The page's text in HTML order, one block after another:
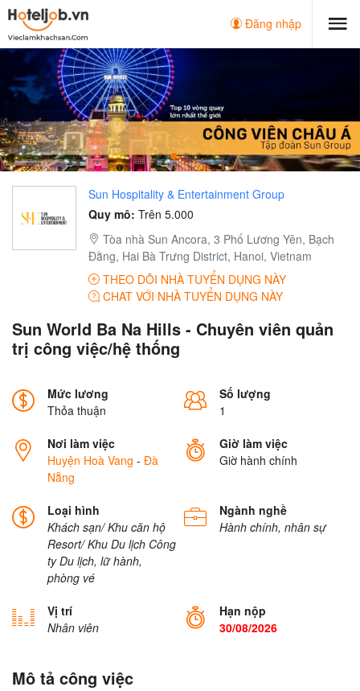
Đăng nhập
Sun Hospitality & Entertainment Group
Quy mô: Trên 5.000
Tòa nhà Sun Ancora, 3 Phố Lương Yên, Bạch
Đằng, Hai Bà Trưng District, Hanoi, Vietnam
THEO DÕI NHÀ TUYỂN DỤNG NÀY
CHAT VỚI NHÀ TUYỂN DỤNG NÀY
Sun World Ba Na Hills - Chuyên viên quản
trị công việc/hệ thống
Mức lương
Thỏa thuận
Số lượng
1
Nơi làm việc
Huyện Hoà Vang - Đà
Nẵng
Giờ làm việc
Giờ hành chính
Loại hình
Khách sạn/ Khu căn hộ
Resort/ Khu Du lịch Công
ty Du lịch, lữ hành,
phòng vé
Ngành nghề
Hành chính, nhân sự
Vị trí
Nhân viên
Hạn nộp
30/08/2026
Mô tả công việc